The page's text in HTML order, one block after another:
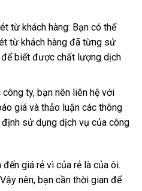
từ khách hàng: Bạn có thể
từ khách hàng đã từng sử
biết được chất lượng dịch
ty, bạn nên liên hệ với
giá và thảo luận các thông
sử dụng dịch vụ của công
đến giá rẻ vì của rẻ là của ôi.
nên, bạn cần thời gian để